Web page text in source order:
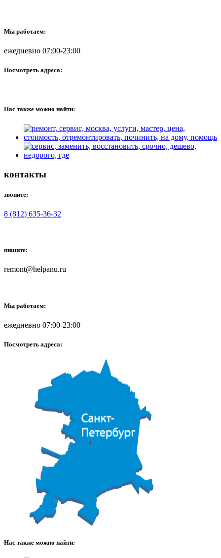
Мы работаем:
ежедневно 07:00-23:00
Посмотреть адреса:
Нас также можно найти:
контакты
звоните:
8 (812) 635-36-32
пишите:
remont@helpanu.ru
Мы работаем:
ежедневно 07:00-23:00
Посмотреть адреса:
Нас также можно найти: